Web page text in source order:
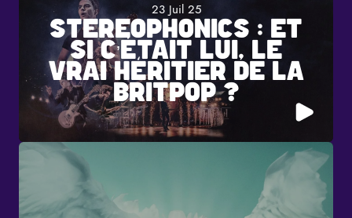
23 Juil 25
STEREOPHONICS : ET
SI C’ÉTAIT LUI, LE
VRAI HÉRITIER DE LA
BRITPOP ?